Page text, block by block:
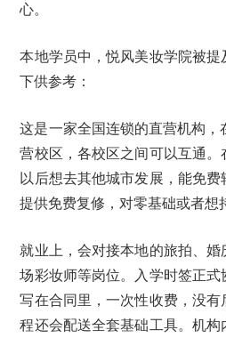
心。
本地学员中，悦风美妆学院被
下供参考：
这是一家全国连锁的直营机构，
营校区，各校区之间可以互通
以后想去其他城市发展，能免
提供免费复修，对零基础或者想
就业上，会对接本地的旅拍、
场彩妆师等岗位。入学时签正
写在合同里，一次性收费，没
程还会配送全套基础工具。机